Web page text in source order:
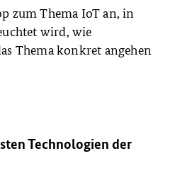
zum Thema IoT an, in
wird, wie
Thema konkret angehen
Technologien der